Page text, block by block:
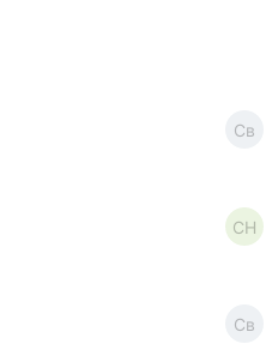
Св
СН
Св